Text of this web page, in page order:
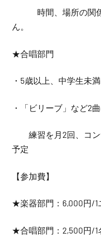
時間、場所の関係
ん。
★合唱部門
・5歳以上、中学生未満
・「ビリーブ」など2
練習を月2回、コン
予定
【参加費】
★楽器部門：6,000円/1
★合唱部門：2,500円/1